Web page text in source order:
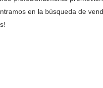
en la búsqueda de